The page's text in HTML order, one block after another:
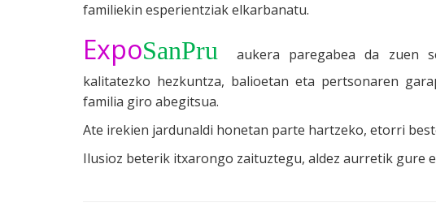
familiekin esperientziak elkarbanatu.
ExpoSanPru aukera paregabea da zuen
kalitatezko hezkuntza, balioetan eta pertsonaren
familia giro abegitsua.
Ate irekien jardunaldi honetan parte hartzeko, etorri
Ilusioz beterik itxarongo zaituztegu, aldez aurretik gure